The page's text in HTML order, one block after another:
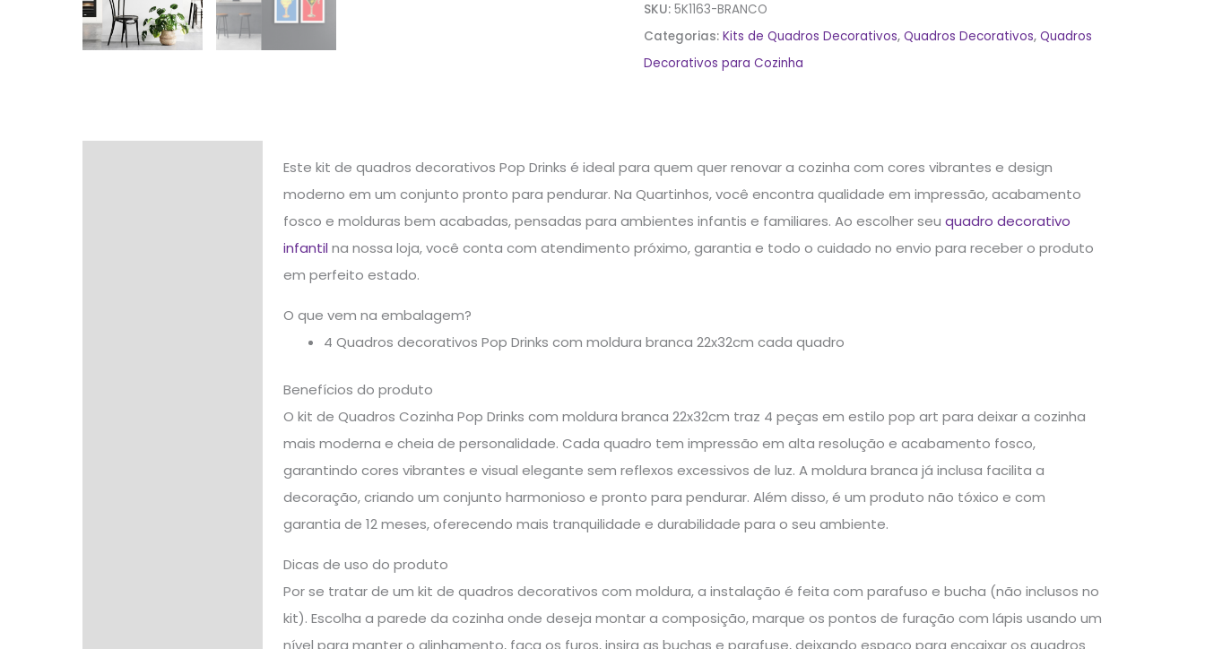
SKU:5K1163-BRANCO
Categorias:Kits de Quadros Decorativos,Quadros Decorativos,Quadros
Decorativos para Cozinha
Este kit de quadros decorativos Pop Drinks é ideal para quem quer renovar a cozinha com cores vibrantes e design
moderno em um conjunto pronto para pendurar. Na Quartinhos, você encontra qualidade em impressão, acabamento
fosco e molduras bem acabadas, pensadas para ambientes infantis e familiares. Ao escolher seu quadro decorativo
infantil na nossa loja, você conta com atendimento próximo, garantia e todo o cuidado no envio para receber o produto
em perfeito estado.
O que vem na embalagem?
4 Quadros decorativos Pop Drinks com moldura branca 22x32cm cada quadro
Benefícios do produto
O kit de Quadros Cozinha Pop Drinks com moldura branca 22x32cm traz 4 peças em estilo pop art para deixar a cozinha
mais moderna e cheia de personalidade. Cada quadro tem impressão em alta resolução e acabamento fosco,
garantindo cores vibrantes e visual elegante sem reflexos excessivos de luz. A moldura branca já inclusa facilita a
decoração, criando um conjunto harmonioso e pronto para pendurar. Além disso, é um produto não tóxico e com
garantia de 12 meses, oferecendo mais tranquilidade e durabilidade para o seu ambiente.
Dicas de uso do produto
Por se tratar de um kit de quadros decorativos com moldura, a instalação é feita com parafuso e bucha (não inclusos no
kit). Escolha a parede da cozinha onde deseja montar a composição, marque os pontos de furação com lápis usando um
nível para manter o alinhamento, faça os furos, insira as buchas e parafuse, deixando espaço para encaixar os quadros